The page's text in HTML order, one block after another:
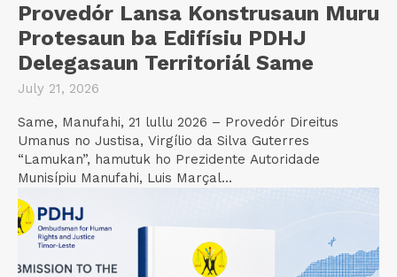
Provedór Lansa Konstrusaun Muru
Protesaun ba Edifísiu PDHJ
Delegasaun Territoriál Same
July 21, 2026
Same, Manufahi, 21 lullu 2026 – Provedór Direitus
Umanus no Justisa, Virgílio da Silva Guterres
“Lamukan”, hamutuk ho Prezidente Autoridade
Munisípiu Manufahi, Luis Marçal...